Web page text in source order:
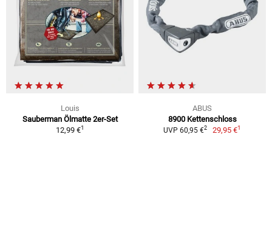
Louis
Sauberman Ölmatte 2er-Set
12,99 €1
ABUS
8900 Kettenschloss
UVP 60,95 €2 29,95 €1